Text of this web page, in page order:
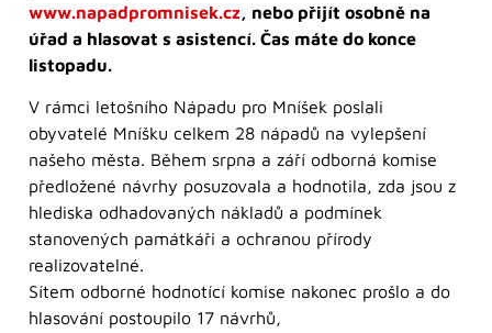
www.napadpromnisek.cz, nebo přijít osobně na
úřad a hlasovat s asistencí. Čas máte do konce
listopadu.
V rámci letošního Nápadu pro Mníšek poslali
obyvatelé Mníšku celkem 28 nápadů na vylepšení
našeho města. Během srpna a září odborná komise
předložené návrhy posuzovala a hodnotila, zda jsou z
hlediska odhadovaných nákladů a podmínek
stanovených památkáři a ochranou přírody
realizovatelné.
Sítem odborné hodnotící komise nakonec prošlo a do
hlasování postoupilo 17 návrhů,